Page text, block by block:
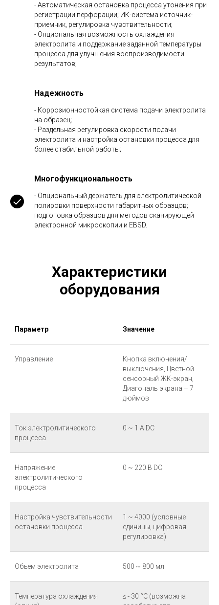
- Автоматическая остановка процесса утонения при
регистрации перфорации; ИК-система источник-
приемник, регулировка чувствительности;
- Опциональная возможность охлаждения
электролита и поддержание заданной температуры
процесса для улучшения воспроизводимости
результатов;
Надежность
- Коррозионностойкая система подачи электролита
на образец;
- Раздельная регулировка скорости подачи
электролита и настройка остановки процесса для
более стабильной работы;
Многофункциональность
- Опциональный держатель для электролитической
полировки поверхности габаритных образцов;
подготовка образцов для методов сканирующей
электронной микроскопии и EBSD.
Характеристики
оборудования
Параметр Значение
Управление
Кнопка включения/
выключения, Цветной
сенсорный ЖК-экран,
Диагональ экрана – 7
дюймов
Ток электролитического
процесса
0 ~ 1 А DC
Напряжение
электролитического
процесса
0 ~ 220 В DC
Настройка чувствительности
остановки процесса
1 ~ 4000 (условные
единицы, цифровая
регулировка)
Объем электролита 500 ~ 800 мл
Температура охлаждения
≤ - 30 °С (возможна